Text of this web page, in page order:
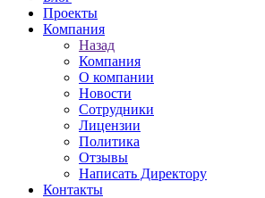
Проекты
Компания
Назад
Компания
О компании
Новости
Сотрудники
Лицензии
Политика
Отзывы
Написать Директору
Контакты